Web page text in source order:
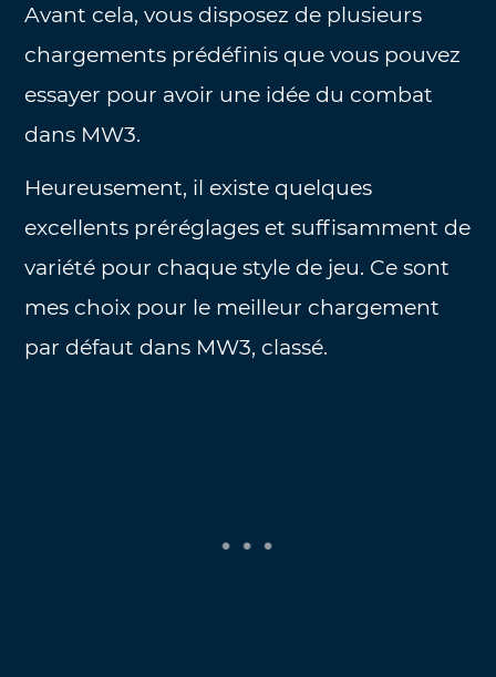
Avant cela, vous disposez de plusieurs
chargements prédéfinis que vous pouvez
essayer pour avoir une idée du combat
dans MW3.
Heureusement, il existe quelques
excellents préréglages et suffisamment de
variété pour chaque style de jeu. Ce sont
mes choix pour le meilleur chargement
par défaut dans MW3, classé.